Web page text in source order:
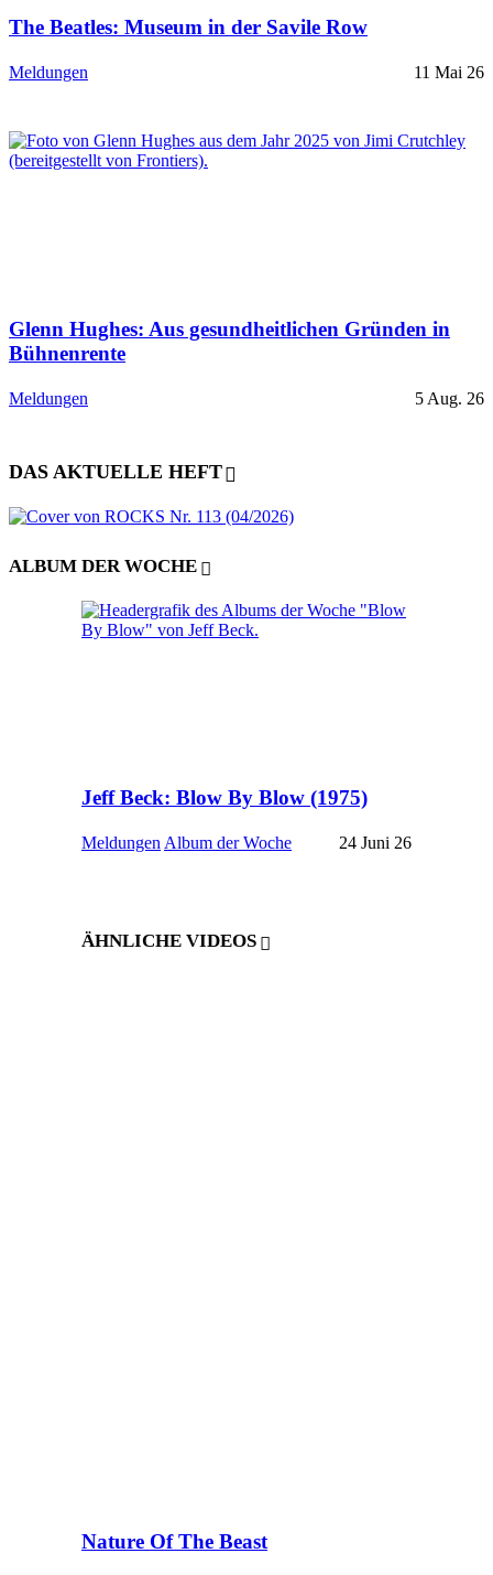
The Beatles: Museum in der Savile Row
Meldungen 11 Mai 26
Glenn Hughes: Aus gesundheitlichen Gründen in
Bühnenrente
Meldungen 5 Aug. 26
DAS AKTUELLE HEFT
ALBUM DER WOCHE
Jeff Beck: Blow By Blow (1975)
Meldungen Album der Woche 24 Juni 26
ÄHNLICHE VIDEOS
Nature Of The Beast